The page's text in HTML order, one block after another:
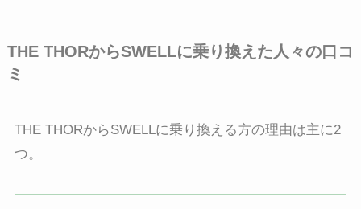
THE THORからSWELLに乗り換えた人々の口コ
ミ
THE THORからSWELLに乗り換える方の理由は主に2
つ。